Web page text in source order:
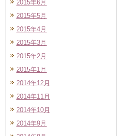
2015年6月
2015年5月
2015年4月
2015年3月
2015年2月
2015年1月
2014年12月
2014年11月
2014年10月
2014年9月